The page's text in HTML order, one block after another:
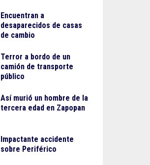
Encuentran a
desaparecidos de casas
de cambio
Terror a bordo de un
camión de transporte
público
Así murió un hombre de la
tercera edad en Zapopan
Impactante accidente
sobre Periférico